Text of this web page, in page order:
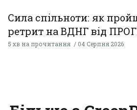
Сила спільноти: як
ретрит на ВДНГ від
5 хв на прочитання 04 Серпня 2026